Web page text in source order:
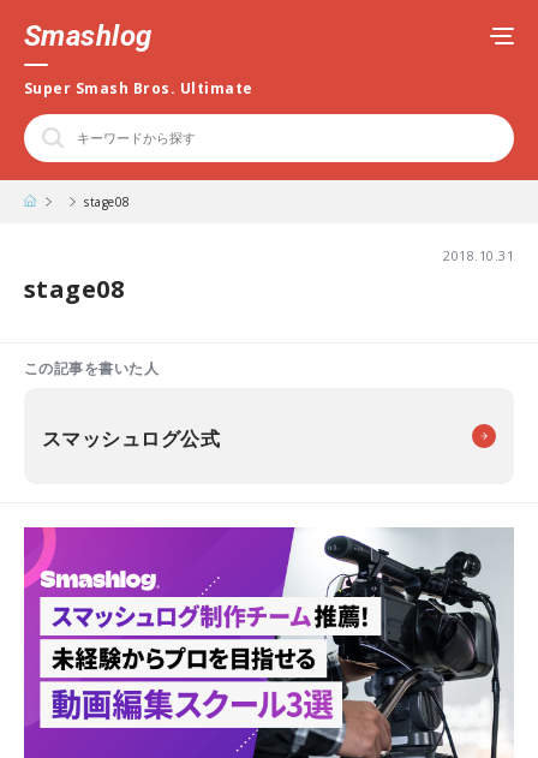
Smashlog
Super Smash Bros. Ultimate
stage08
2018.10.31
stage08
この記事を書いた人
スマッシュログ公式